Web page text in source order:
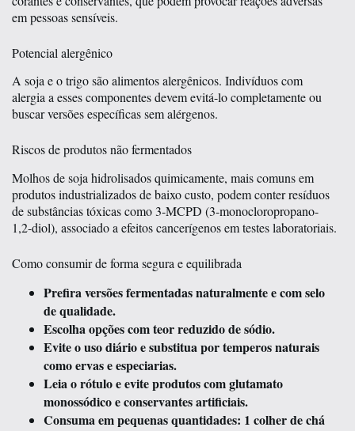
em pessoas sensíveis.
Potencial alergênico
A soja e o trigo são alimentos alergênicos. Indivíduos com
alergia a esses componentes devem evitá-lo completamente ou
buscar versões específicas sem alérgenos.
Riscos de produtos não fermentados
Molhos de soja hidrolisados quimicamente, mais comuns em
produtos industrializados de baixo custo, podem conter resíduos
de substâncias tóxicas como 3-MCPD (3-monocloropropano-
1,2-diol), associado a efeitos cancerígenos em testes laboratoriais.
Como consumir de forma segura e equilibrada
Prefira versões fermentadas naturalmente e com selo
de qualidade.
Escolha opções com teor reduzido de sódio.
Evite o uso diário e substitua por temperos naturais
como ervas e especiarias.
Leia o rótulo e evite produtos com glutamato
monossódico e conservantes artificiais.
Consuma em pequenas quantidades: 1 colher de chá